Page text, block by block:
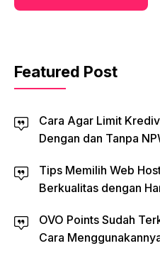
Featured Post
Cara Agar Limit
Dengan dan Tanpa
Tips Memilih Web
Berkualitas dengan
OVO Points Sudah
Cara